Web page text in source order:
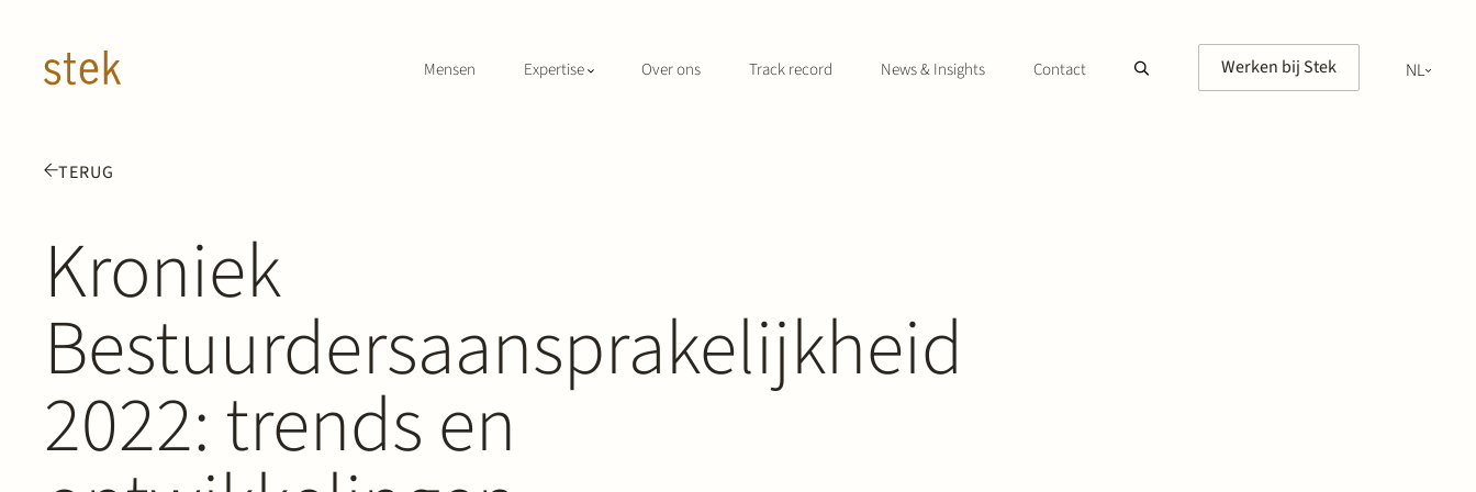
Mensen Expertise Over ons Track record News & Insights Contact Werken bij Stek
NL
TERUG
Kroniek
Bestuurdersaansprakelijkheid
2022: trends en